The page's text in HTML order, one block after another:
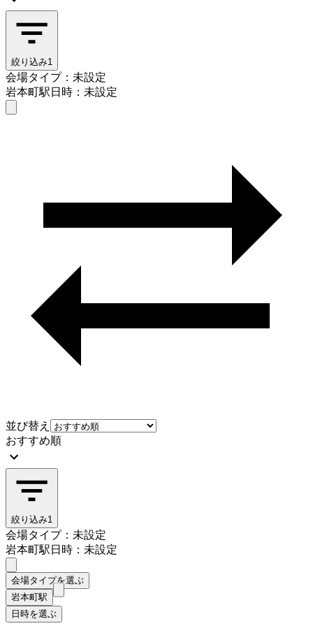
絞り込み1
会場タイプ：未設定
岩本町駅日時：未設定
並び替え
おすすめ順
絞り込み1
会場タイプ：未設定
岩本町駅日時：未設定
会場タイプを選ぶ
岩本町駅
日時を選ぶ